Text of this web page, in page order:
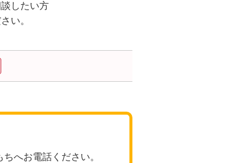
したい方
い。
へお電話ください。